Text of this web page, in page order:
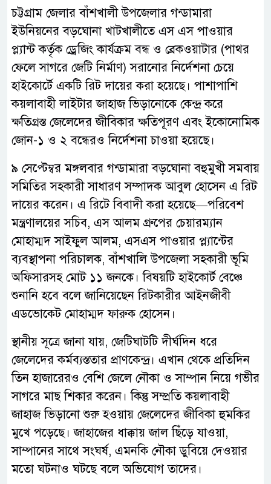
চট্টগ্রাম জেলার বাঁশখালী উপজেলার গন্ডামারা
ইউনিয়নের বড়ঘোনা খাটখালীতে এস এস পাওয়ার
প্ল্যান্ট কর্তৃক ড্রেজিং কার্যক্রম বন্ধ ও ব্রেকওয়াটার (পাথর
ফেলে সাগরে জেটি নির্মাণ) সরানোর নির্দেশনা চেয়ে
হাইকোর্টে একটি রিট দায়ের করা হয়েছে। পাশাপাশি
কয়লাবাহী লাইটার জাহাজ ভিড়ানোকে কেন্দ্র করে
ক্ষতিগ্রস্ত জেলেদের জীবিকার ক্ষতিপূরণ এবং ইকোনোমিক
জোন-১ ও ২ বন্ধেরও নির্দেশনা চাওয়া হয়েছে।
৯ সেপ্টেম্বর মঙ্গলবার গন্ডামারা বড়ঘোনা বহুমুখী সমবায়
সমিতির সহকারী সাধারণ সম্পাদক আবুল হোসেন এ রিট
দায়ের করেন। এ রিটে বিবাদী করা হয়েছে—পরিবেশ
মন্ত্রণালয়ের সচিব, এস আলম গ্রুপের চেয়ারম্যান
মোহাম্মদ সাইফুল আলম, এসএস পাওয়ার প্ল্যান্টের
ব্যবস্থাপনা পরিচালক, বাঁশখালি উপজেলা সহকারী ভূমি
অফিসারসহ মোট ১১ জনকে। বিষয়টি হাইকোর্ট বেঞ্চে
শুনানি হবে বলে জানিয়েছেন রিটকারীর আইনজীবী
এডভোকেট মোহাম্মদ ফারুক হোসেন।
স্থানীয় সূত্রে জানা যায়, জেটিঘাটটি দীর্ঘদিন ধরে
জেলেদের কর্মব্যস্ততার প্রাণকেন্দ্র। এখান থেকে প্রতিদিন
তিন হাজারেরও বেশি জেলে নৌকা ও সাম্পান নিয়ে গভীর
সাগরে মাছ শিকার করেন। কিন্তু সম্প্রতি কয়লাবাহী
জাহাজ ভিড়ানো শুরু হওয়ায় জেলেদের জীবিকা হুমকির
মুখে পড়েছে। জাহাজের ধাক্কায় জাল ছিঁড়ে যাওয়া,
সাম্পানের সাথে সংঘর্ষ, এমনকি নৌকা ডুবিয়ে দেওয়ার
মতো ঘটনাও ঘটছে বলে অভিযোগ তাদের।